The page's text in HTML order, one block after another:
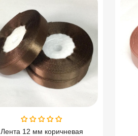
Лента 12 мм коричневая